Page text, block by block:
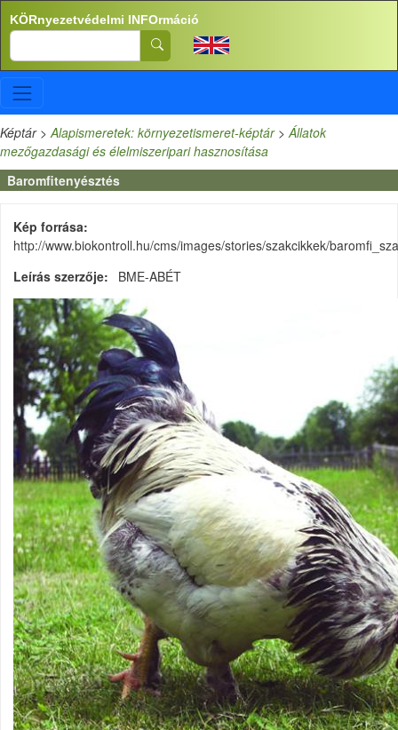
Ugrás a tartalomra
KÖRnyezetvédelmi INFOrmáció
Search
Képtár>Alapismeretek: környezetismeret-képtár>Állatok
mezőgazdasági és élelmiszeripari hasznosítása
Baromfitenyésztés
Kép forrása
http://www.biokontroll.hu/cms/images/stories/szakcikkek/
Leírás szerzője
BME-ABÉT